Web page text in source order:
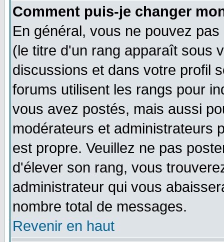
Comment puis-je changer
En général, vous ne pouvez
(le titre d'un rang apparaît sous
discussions et dans votre profil
forums utilisent les rangs pour
vous avez postés, mais aussi
modérateurs et administrateurs
est propre. Veuillez ne pas
d'élever son rang, vous
administrateur qui vous
nombre total de messages.
Revenir en haut